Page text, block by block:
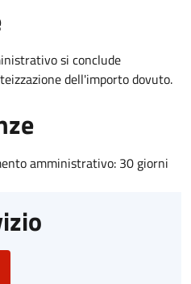
si conclude
dell'importo dovuto.
amministrativo: 30 giorni